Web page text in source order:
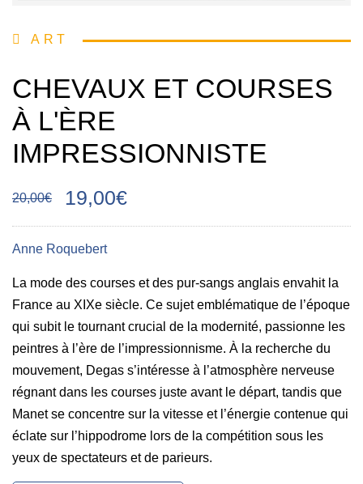
ART
CHEVAUX ET COURSES
À L'ÈRE
IMPRESSIONNISTE
20,00€ 19,00€
Anne Roquebert
La mode des courses et des pur-sangs anglais envahit la
France au XIXe siècle. Ce sujet emblématique de l’époque
qui subit le tournant crucial de la modernité, passionne les
peintres à l’ère de l’impressionnisme. À la recherche du
mouvement, Degas s’intéresse à l’atmosphère nerveuse
régnant dans les courses juste avant le départ, tandis que
Manet se concentre sur la vitesse et l’énergie contenue qui
éclate sur l’hippodrome lors de la compétition sous les
yeux de spectateurs et de parieurs.